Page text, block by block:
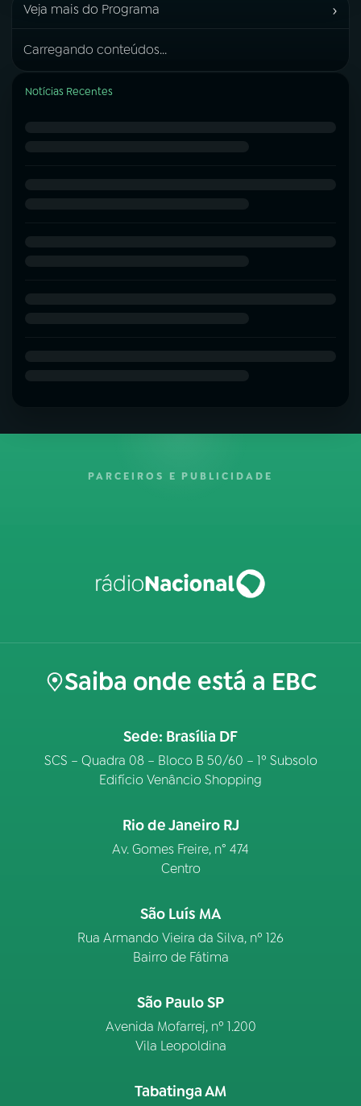
Veja mais do Programa ›
Carregando conteúdos...
Notícias Recentes
PARCEIROS E PUBLICIDADE
Saiba onde está a EBC
Sede: Brasília DF
SCS – Quadra 08 – Bloco B 50/60 – 1º Subsolo
Edifício Venâncio Shopping
Rio de Janeiro RJ
Av. Gomes Freire, n° 474
Centro
São Luís MA
Rua Armando Vieira da Silva, nº 126
Bairro de Fátima
São Paulo SP
Avenida Mofarrej, nº 1.200
Vila Leopoldina
Tabatinga AM